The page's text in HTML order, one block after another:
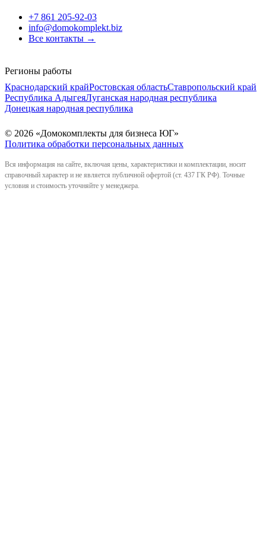
+7 861 205-92-03
info@domokomplekt.biz
Все контакты →
Регионы работы
Краснодарский крайРостовская областьСтавропольский край
Республика АдыгеяЛуганская народная республика
Донецкая народная республика
© 2026 «Домокомплекты для бизнеса ЮГ»
Политика обработки персональных данных
Вся информация на сайте, включая цены, характеристики и комплектации, носит
справочный характер и не является публичной офертой (ст. 437 ГК РФ). Точные
условия и стоимость уточняйте у менеджера.